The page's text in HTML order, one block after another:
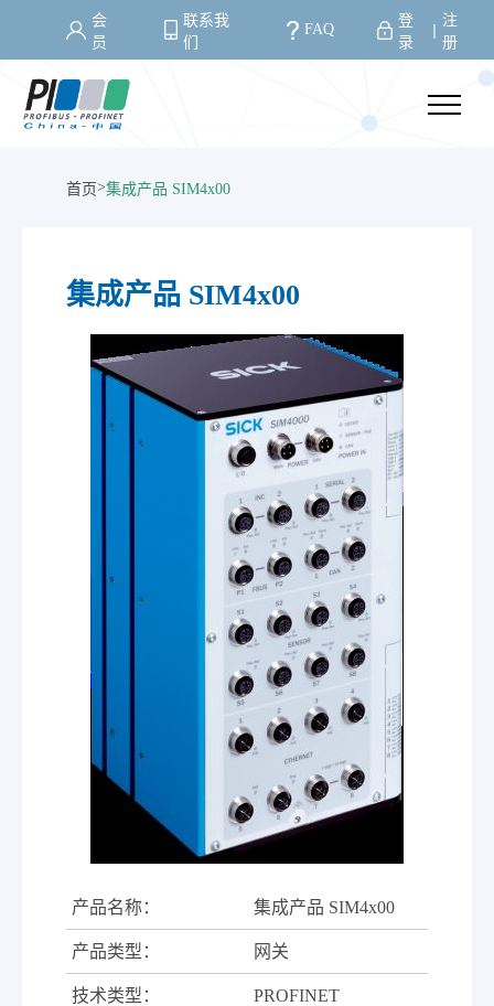
会
员
联系我
们
FAQ
登
录
注
册
首页>集成产品 SIM4x00
集成产品 SIM4x00
产品名称： 集成产品 SIM4x00
产品类型： 网关
技术类型： PROFINET